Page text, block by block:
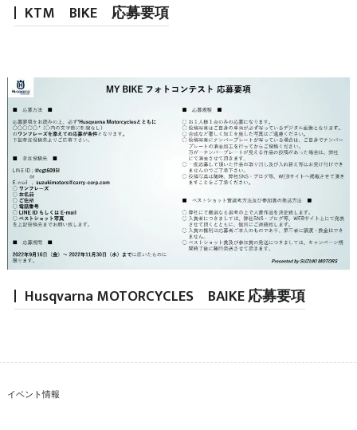
KTM BIKE 応募要項
Husqvarna MOTORCYCLES BAIKE 応募要項
イベント情報